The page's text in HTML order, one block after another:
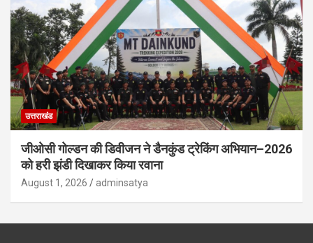
उत्तराखंड
जीओसी गोल्डन की डिवीजन ने डैनकुंड ट्रेकिंग अभियान–2026
को हरी झंडी दिखाकर किया रवाना
August 1, 2026 adminsatya